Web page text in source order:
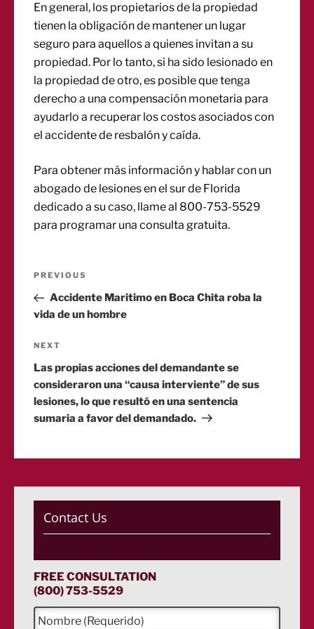
En general, los propietarios de la propiedad
tienen la obligación de mantener un lugar
seguro para aquellos a quienes invitan a su
propiedad. Por lo tanto, si ha sido lesionado en
la propiedad de otro, es posible que tenga
derecho a una compensación monetaria para
ayudarlo a recuperar los costos asociados con
el accidente de resbalón y caída.
Para obtener más información y hablar con un
abogado de lesiones en el sur de Florida
dedicado a su caso, llame al 800-753-5529
para programar una consulta gratuita.
Post
navigation
Previous
Post
PREVIOUS
Accidente Maritimo en Boca Chita roba la
vida de un hombre
Next
Post
NEXT
Las propias acciones del demandante se
consideraron una “causa interviente” de sus
lesiones, lo que resultó en una sentencia
sumaria a favor del demandado.
Contact Us
FREE CONSULTATION
(800) 753-5529
N
o